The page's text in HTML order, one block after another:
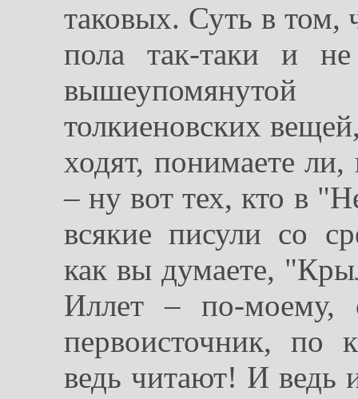
таковых. Суть в том,
пола так-таки и не
толкиеновских
ходят, понимаете
– ну вот тех, кто в
всякие писули со
как вы думаете,
Иллет – по-моему,
первоисточник, по
ведь читают! И ведь